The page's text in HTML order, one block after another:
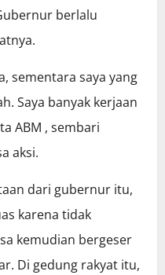
berlalu
sementara saya yang
Saya banyak kerjaan
ABM , sembari
aksi.
dari gubernur itu,
karena tidak
kemudian bergeser
Di gedung rakyat itu,